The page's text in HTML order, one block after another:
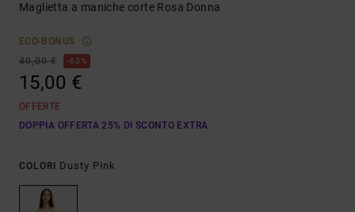
Maglietta a maniche corte Rosa Donna
ECO-BONUS
40,00 €
63%
15,00 €
OFFERTE
DOPPIA OFFERTA 25% DI SCONTO EXTRA
COLORI Dusty Pink